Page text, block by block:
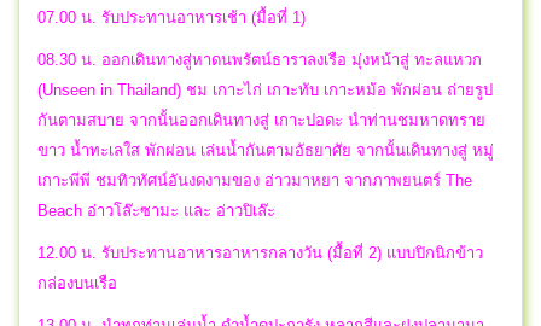
07.00 น. รับประทานอาหารเช้า (มื้อที่ 1)
08.30 น. ออกเดินทางสู่หาดนพรัตน์ธาราลงเรือ มุ่งหน้าสู่ ทะลแหวก
(Unseen in Thailand) ชม เกาะไก่ เกาะทับ เกาะหม้อ พักผ่อน ถ่ายรูป
กันตามสบาย จากนั้นออกเดินทางสู่ เกาะปอดะ นำท่านชมหาดทราย
ขาว น้ำทะเลใส พักผ่อน เล่นน้ำกันตามอัธยาศัย จากนั้นเดินทางสู่ หมู่
เกาะพีพี ชมทิวทัศน์อันงดงามของ อ่าวมาหยา จากภาพยนตร์ The
Beach อ่าวโล๊ะซามะ และ อ่าวปิเล๊ะ
12.00 น. รับประทานอาหารอาหารกลางวัน (มื้อที่ 2) แบบปิกนิกข้าว
กล่องบนเรือ